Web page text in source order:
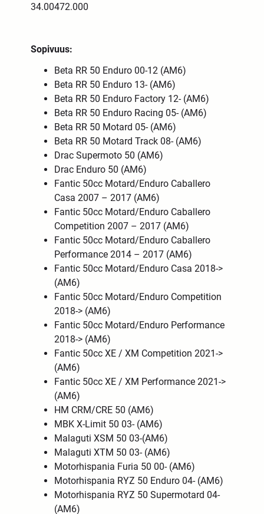
34.00472.000
Sopivuus:
Beta RR 50 Enduro 00-12 (AM6)
Beta RR 50 Enduro 13- (AM6)
Beta RR 50 Enduro Factory 12- (AM6)
Beta RR 50 Enduro Racing 05- (AM6)
Beta RR 50 Motard 05- (AM6)
Beta RR 50 Motard Track 08- (AM6)
Drac Supermoto 50 (AM6)
Drac Enduro 50 (AM6)
Fantic 50cc Motard/Enduro Caballero
Casa 2007 – 2017 (AM6)
Fantic 50cc Motard/Enduro Caballero
Competition 2007 – 2017 (AM6)
Fantic 50cc Motard/Enduro Caballero
Performance 2014 – 2017 (AM6)
Fantic 50cc Motard/Enduro Casa 2018->
(AM6)
Fantic 50cc Motard/Enduro Competition
2018-> (AM6)
Fantic 50cc Motard/Enduro Performance
2018-> (AM6)
Fantic 50cc XE / XM Competition 2021->
(AM6)
Fantic 50cc XE / XM Performance 2021->
(AM6)
HM CRM/CRE 50 (AM6)
MBK X-Limit 50 03- (AM6)
Malaguti XSM 50 03-(AM6)
Malaguti XTM 50 03- (AM6)
Motorhispania Furia 50 00- (AM6)
Motorhispania RYZ 50 Enduro 04- (AM6)
Motorhispania RYZ 50 Supermotard 04-
(AM6)